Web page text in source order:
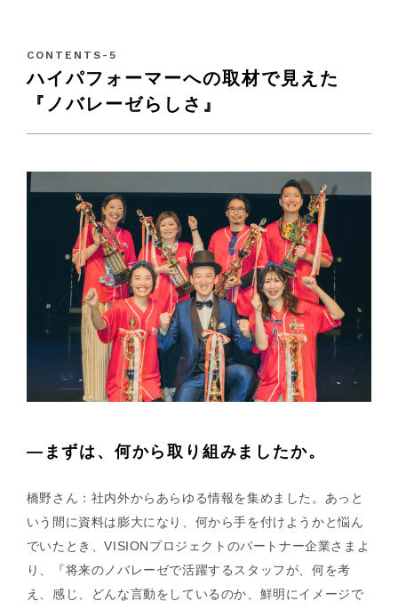
ハイパフォーマーへの取材で見えた
『ノバレーゼらしさ』
—まずは、何から取り組みましたか。
橋野さん：社内外からあらゆる情報を集めました。あっと
いう間に資料は膨大になり、何から手を付けようかと悩ん
でいたとき、VISIONプロジェクトのパートナー企業さまよ
り、『将来のノバレーゼで活躍するスタッフが、何を考
え、感じ、どんな言動をしているのか、鮮明にイメージで